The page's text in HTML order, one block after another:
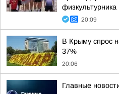
физкультурника
20:09
В Крыму спрос
37%
20:06
Главные